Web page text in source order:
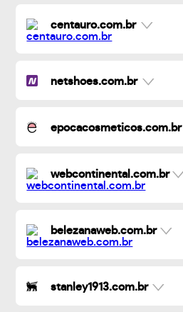
centauro.com.br
netshoes.com.br
epocacosmeticos.com.br
webcontinental.com.br
belezanaweb.com.br
stanley1913.com.br